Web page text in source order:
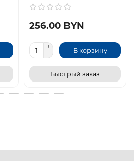
256.00 BYN
В корзину
Быстрый заказ